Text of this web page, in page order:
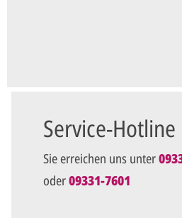
Datenschutz*
Ich habe die
Service-Hotline
Sie erreichen uns unter
oder09331-7601